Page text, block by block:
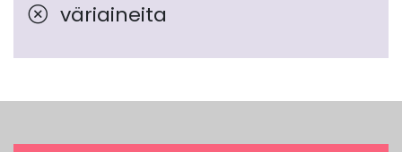
väriaineita